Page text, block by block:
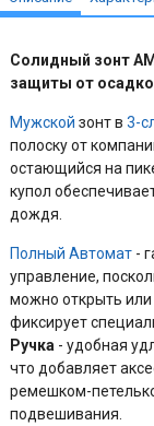
Солидный зонт
защиты от
Мужской зонт в3-
полоску от
остающийся на
купол
дождя.
Полный Автомат -
управление,
можно открыть или
фиксирует
Ручка - удобная
что добавляет
ремешком-
подвешивания.